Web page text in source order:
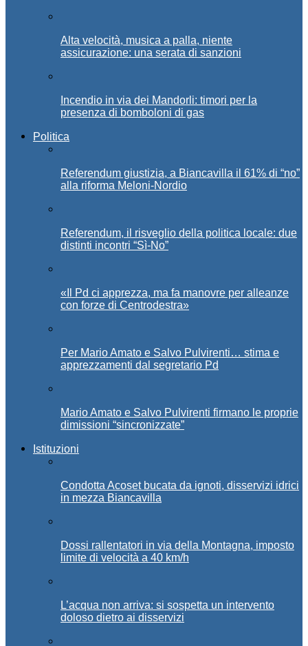
Alta velocità, musica a palla, niente
assicurazione: una serata di sanzioni
Incendio in via dei Mandorli: timori per la
presenza di bomboloni di gas
Politica
Referendum giustizia, a Biancavilla il 61% di “no”
alla riforma Meloni-Nordio
Referendum, il risveglio della politica locale: due
distinti incontri “Sì-No”
«Il Pd ci apprezza, ma fa manovre per alleanze
con forze di Centrodestra»
Per Mario Amato e Salvo Pulvirenti… stima e
apprezzamenti dal segretario Pd
Mario Amato e Salvo Pulvirenti firmano le proprie
dimissioni “sincronizzate”
Istituzioni
Condotta Acoset bucata da ignoti, disservizi idrici
in mezza Biancavilla
Dossi rallentatori in via della Montagna, imposto
limite di velocità a 40 km/h
L’acqua non arriva: si sospetta un intervento
doloso dietro ai disservizi